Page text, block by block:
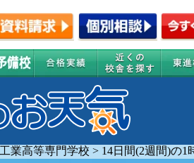
業高等専門学校 > 14日間(2週間)の1